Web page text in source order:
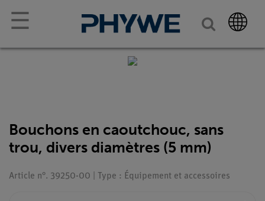
☰
Bouchons en caoutchouc, sans
trou, divers diamètres (5 mm)
Article n°. 39250-00 | Type : Équipement et accessoires